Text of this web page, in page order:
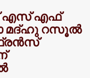
എസ് എഫ്
മദ്ഹു റസൂൽ